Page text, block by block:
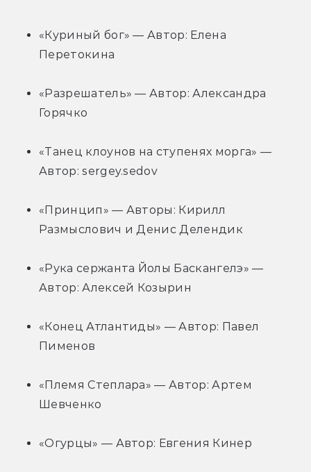
«Куриный бог» — Автор: Елена
Перетокина
«Разрешатель» — Автор: Александра
Горячко
«Танец клоунов на ступенях морга» —
Автор: sergey.sedov
«Принцип» — Авторы: Кирилл
Размыслович и Денис Делендик
«Рука сержанта Йолы Баскангелэ» —
Автор: Алексей Козырин
«Конец Атлантиды» — Автор: Павел
Пименов
«Племя Степлара» — Автор: Артем
Шевченко
«Огурцы» — Автор: Евгения Кинер